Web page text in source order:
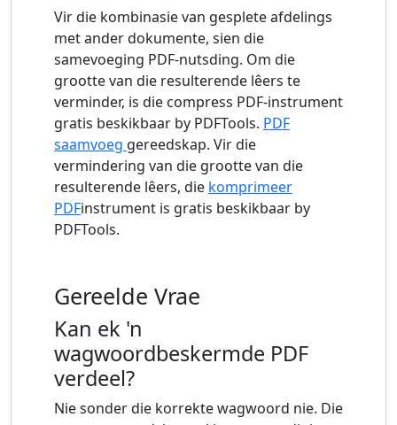
Vir die kombinasie van gesplete afdelings
met ander dokumente, sien die
samevoeging PDF-nutsding. Om die
grootte van die resulterende lêers te
verminder, is die compress PDF-instrument
gratis beskikbaar by PDFTools. PDF
saamvoeg gereedskap. Vir die
vermindering van die grootte van die
resulterende lêers, die komprimeer
PDFinstrument is gratis beskikbaar by
PDFTools.
Gereelde Vrae
Kan ek 'n
wagwoordbeskermde PDF
verdeel?
Nie sonder die korrekte wagwoord nie. Die